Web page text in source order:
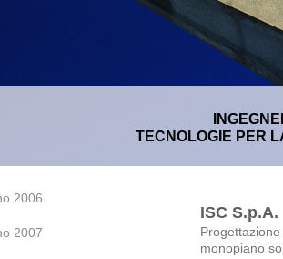
TECNOLOGIE PER
ISC S.p.A.
monopiano
2006
2007